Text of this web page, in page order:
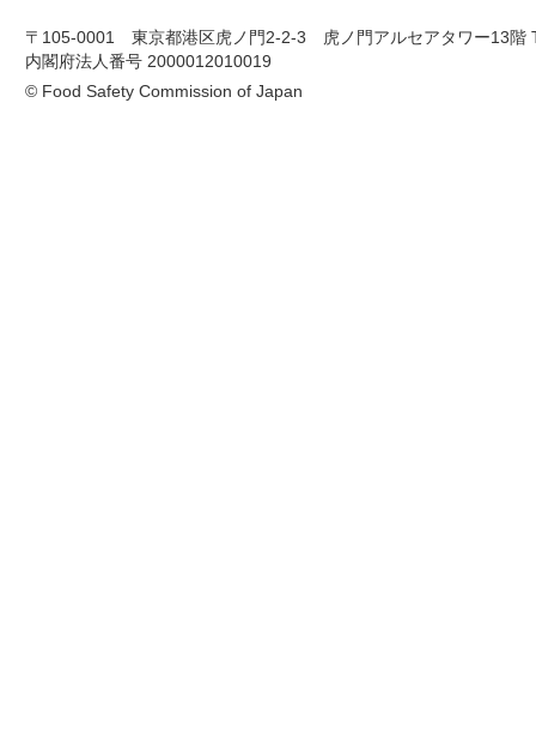
〒105-0001 東京都港区虎ノ門2-2-3 虎ノ門アルセアタワー13階
内閣府法人番号 2000012010019
© Food Safety Commission of Japan